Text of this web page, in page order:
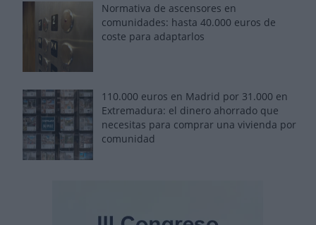
Normativa de ascensores en
comunidades: hasta 40.000 euros de
coste para adaptarlos
110.000 euros en Madrid por 31.000 en
Extremadura: el dinero ahorrado que
necesitas para comprar una vivienda por
comunidad